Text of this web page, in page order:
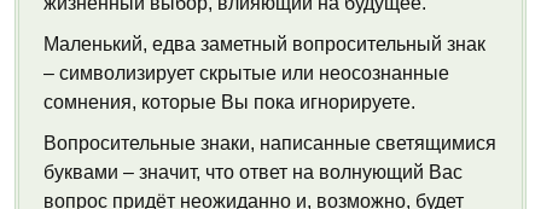
Маленький, едва заметный вопросительный знак
– символизирует скрытые или неосознанные
сомнения, которые Вы пока игнорируете.
Вопросительные знаки, написанные светящимися
буквами – значит, что ответ на волнующий Вас
вопрос придёт неожиданно и, возможно, будет